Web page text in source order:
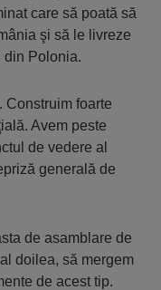
care să poată să
şi să le livreze
din Polonia.
Construim foarte
Avem peste
de vedere al
generală de
de asamblare de
doilea, să mergem
de acest tip.